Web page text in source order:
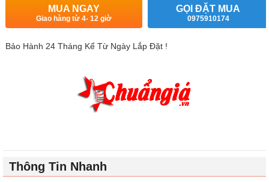
MUA NGAY
Giao hàng từ 4- 12 giờ
GỌI ĐẶT MUA
0975910174
Bảo Hành 24 Tháng Kể Từ Ngày Lắp Đặt !
Thông Tin Nhanh